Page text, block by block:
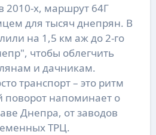
х, маршрут 64Г
для тысяч днепрян. В
на 1,5 км аж до 2-го
чтобы облегчить
и дачникам.
транспорт – это ритм
поворот напоминает о
Днепра, от заводов
ТРЦ.